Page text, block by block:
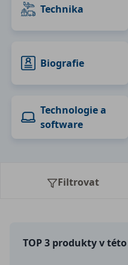
Technika
Biografie
Technologie a
software
Filtrovat
TOP 3 produkty v